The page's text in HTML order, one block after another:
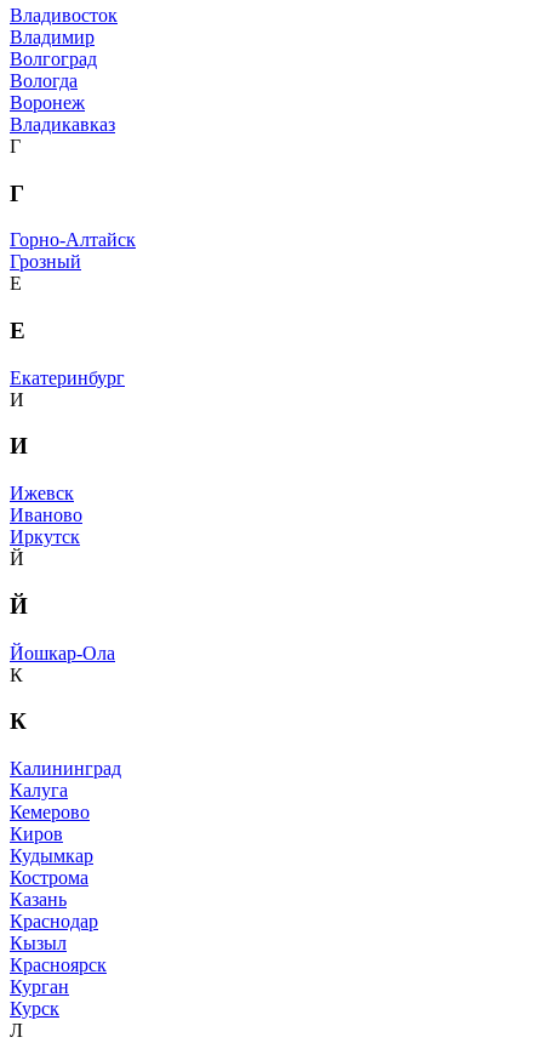
Владивосток
Владимир
Волгоград
Вологда
Воронеж
Владикавказ
Г
Г
Горно-Алтайск
Грозный
Е
Е
Екатеринбург
И
И
Ижевск
Иваново
Иркутск
Й
Й
Йошкар-Ола
К
К
Калининград
Калуга
Кемерово
Киров
Кудымкар
Кострома
Казань
Краснодар
Кызыл
Красноярск
Курган
Курск
Л